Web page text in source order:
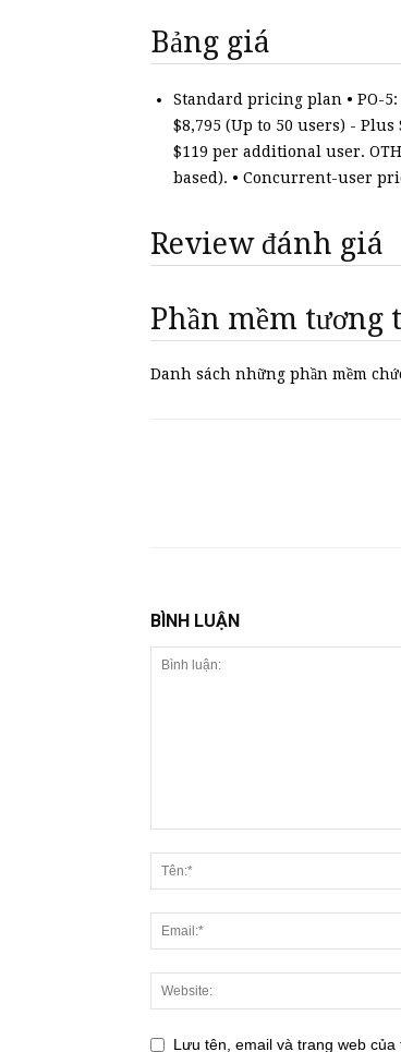
Bảng giá
Standard pricing plan • PO-
$8,795 (Up to 50 users) -
$119 per additional user.
based). • Concurrent-user
Review đánh giá
Phần mềm tương
Danh sách những phần mềm
BÌNH LUẬN
Lưu tên, email và trang web